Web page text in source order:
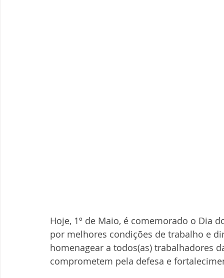
Hoje, 1º de Maio, é comemorado o Dia
por melhores condições de trabalho e
homenagear a todos(as) trabalhadores
comprometem pela defesa e